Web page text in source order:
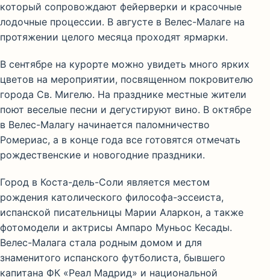
который сопровождают фейерверки и красочные
лодочные процессии. В августе в Велес-Малаге на
протяжении целого месяца проходят ярмарки.
В сентябре на курорте можно увидеть много ярких
цветов на мероприятии, посвященном покровителю
города Св. Мигелю. На празднике местные жители
поют веселые песни и дегустируют вино. В октябре
в Велес-Малагу начинается паломничество
Ромериас, а в конце года все готовятся отмечать
рождественские и новогодние праздники.
Город в Коста-дель-Соли является местом
рождения католического философа-эссеиста,
испанской писательницы Марии Аларкон, а также
фотомодели и актрисы Ампаро Муньос Кесады.
Велес-Малага стала родным домом и для
знаменитого испанского футболиста, бывшего
капитана ФК «Реал Мадрид» и национальной